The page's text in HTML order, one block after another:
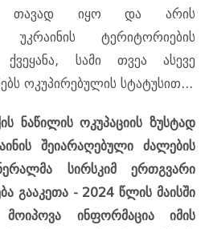
თავად იყო და არის
ტერიტორიების
ქვეყანა, სამი თვეა ასევე
ოკუპირებულის სტატუსით...
ნაწილის ოკუპაციის ზუსტად
შეიარაღებული ძალების
სირსკიმ ერთგვარი
გააკეთა - 2024 წლის მაისში
მოიპოვა ინფორმაცია იმის